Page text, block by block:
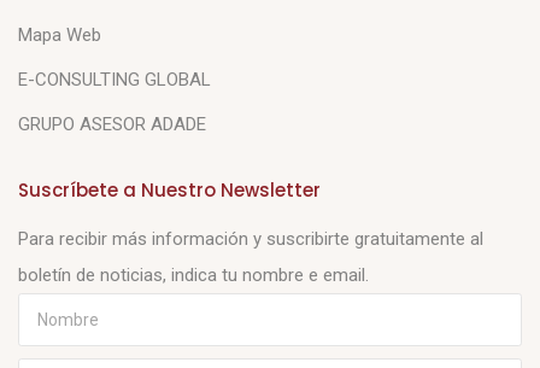
Mapa Web
E-CONSULTING GLOBAL
GRUPO ASESOR ADADE
Suscríbete a Nuestro Newsletter
Para recibir más información y suscribirte gratuitamente al
boletín de noticias, indica tu nombre e email.